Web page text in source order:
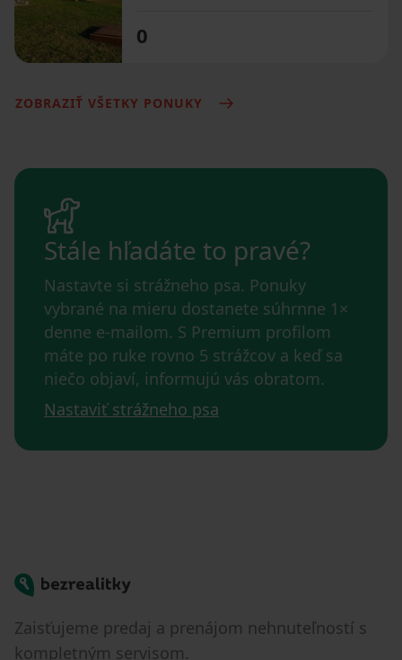
0
ZOBRAZIŤ VŠETKY PONUKY
Stále hľadáte to pravé?
Nastavte si strážneho psa. Ponuky
vybrané na mieru dostanete súhrnne 1×
denne e-mailom. S Premium profilom
máte po ruke rovno 5 strážcov a keď sa
niečo objaví, informujú vás obratom.
Nastaviť strážneho psa
Bezrealitky
Zaisťujeme predaj a prenájom nehnuteľností s
kompletným servisom.